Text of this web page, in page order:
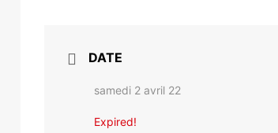
DATE
samedi 2 avril 22
Expired!